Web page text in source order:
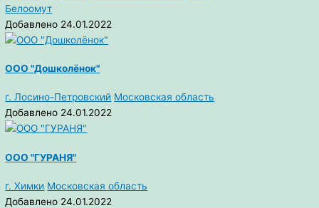
Белоомут
Добавлено 24.01.2022
ООО "Дошколёнок"
г. Лосино-Петровский Московская область
Добавлено 24.01.2022
ООО "ГУРАНЯ"
г. Химки Московская область
Добавлено 24.01.2022